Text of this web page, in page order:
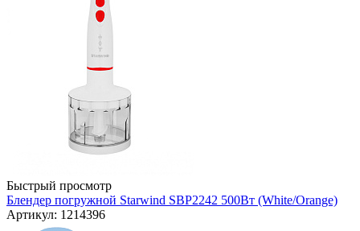
Быстрый просмотр
Блендер погружной Starwind SBP2242 500Вт (White/Orange)
Артикул: 1214396